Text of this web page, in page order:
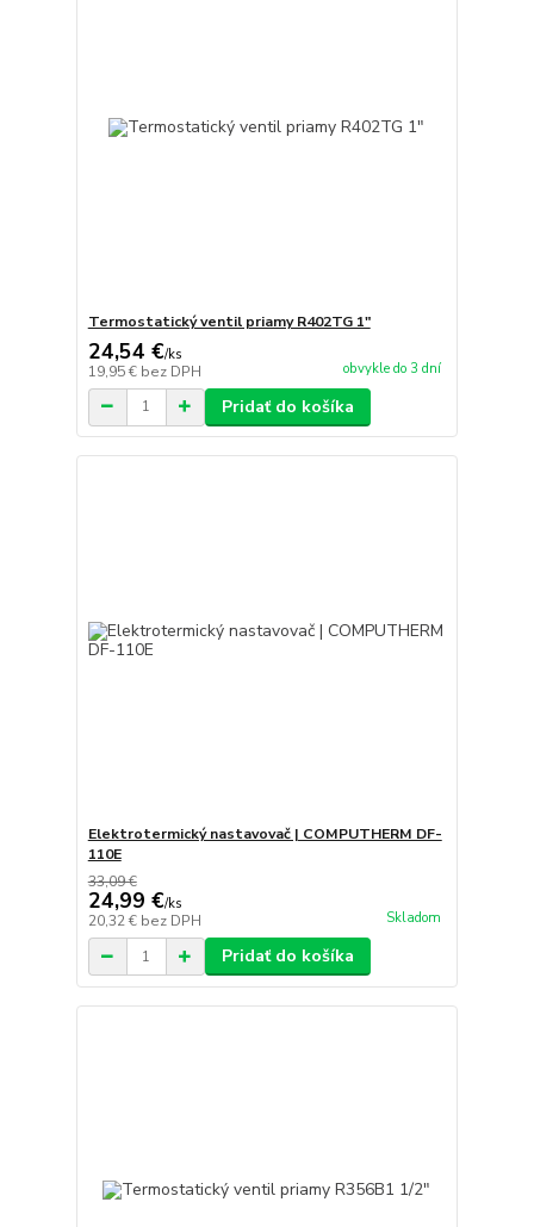
Termostatický ventil priamy R402TG 1"
24,54 €/ks
19,95 € bez DPH obvykle do 3 dní
Pridať do košíka
Elektrotermický nastavovač | COMPUTHERM DF-
110E
33,09 €
24,99 €/ks
20,32 € bez DPH Skladom
Pridať do košíka